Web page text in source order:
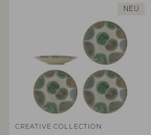
NEU
CREATIVE COLLECTION